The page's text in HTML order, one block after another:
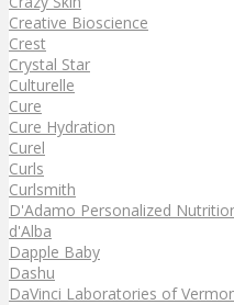
Creative Bioscience
Crest
Crystal Star
Culturelle
Cure
Cure Hydration
Curel
Curls
Curlsmith
D'Adamo Personalized
d'Alba
Dapple Baby
Dashu
DaVinci Laboratories of